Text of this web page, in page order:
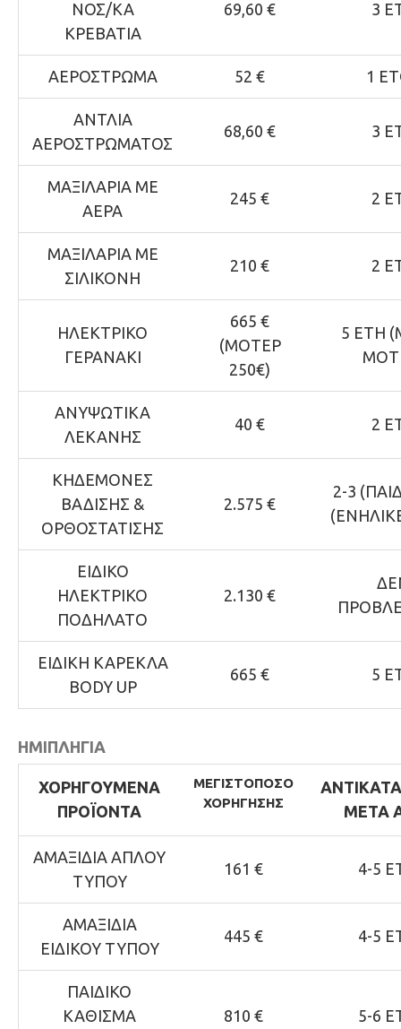
ΝΟΣ/ΚΑ
ΚΡΕΒΑΤΙΑ
69,60 € 3
ΑΕΡΟΣΤΡΩΜΑ 52 € 1
ΑΝΤΛΙΑ
ΑΕΡΟΣΤΡΩΜΑΤΟΣ
68,60 € 3
ΜΑΞΙΛΑΡΙΑ ΜΕ
ΑΕΡΑ
245 € 2
ΜΑΞΙΛΑΡΙΑ ΜΕ
ΣΙΛΙΚΟΝΗ
210 € 2
ΗΛΕΚΤΡΙΚΟ
ΓΕΡΑΝΑΚΙ
665 €
(ΜΟΤΕΡ
250€)
5 ΕΤΗ
ΑΝΥΨΩΤΙΚΑ
ΛΕΚΑΝΗΣ
40 € 2
ΚΗΔΕΜΟΝΕΣ
ΒΑΔΙΣΗΣ &
ΟΡΘΟΣΤΑΤΙΣΗΣ
2.575 €
2-3
ΕΙΔΙΚΟ
ΗΛΕΚΤΡΙΚΟ
ΠΟΔΗΛΑΤΟ
2.130 €
ΕΙΔΙΚΗ ΚΑΡΕΚΛΑ
BODY UP
665 € 5
ΗΜΙΠΛΗΓΙΑ
ΧΟΡΗΓΟΥΜΕΝΑ
ΠΡΟΪΟΝΤΑ
ΜΕΓΙΣΤΟΠΟΣΟ
ΧΟΡΗΓΗΣΗΣ
ΜΕΤΑ
ΑΜΑΞΙΔΙΑ ΑΠΛΟΥ
ΤΥΠΟΥ
161 € 4-5
ΑΜΑΞΙΔΙΑ
ΕΙΔΙΚΟΥ ΤΥΠΟΥ
445 € 4-5
ΠΑΙΔΙΚΟ
ΚΑΘΙΣΜΑ
810 € 5-6